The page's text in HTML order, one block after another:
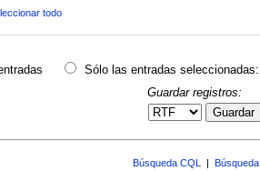
todo
Sólo las entradas seleccionadas:
Guardar registros:
Guardar
Búsqueda CQL